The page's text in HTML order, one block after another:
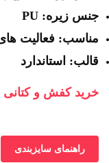
جنس زیره: PU
مناسب: فعالیت
قالب: استاندارد
خرید کفش و کتانی
راهنمای سایزبندی